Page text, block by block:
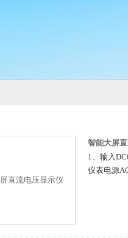
智能大屏
1、输入
仪表电源